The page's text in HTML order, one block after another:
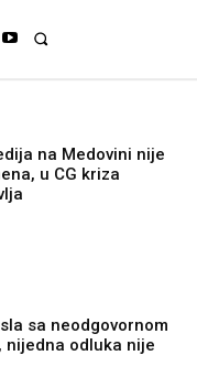
na Medovini nije
u CG kriza
sa neodgovornom
nijedna odluka nije